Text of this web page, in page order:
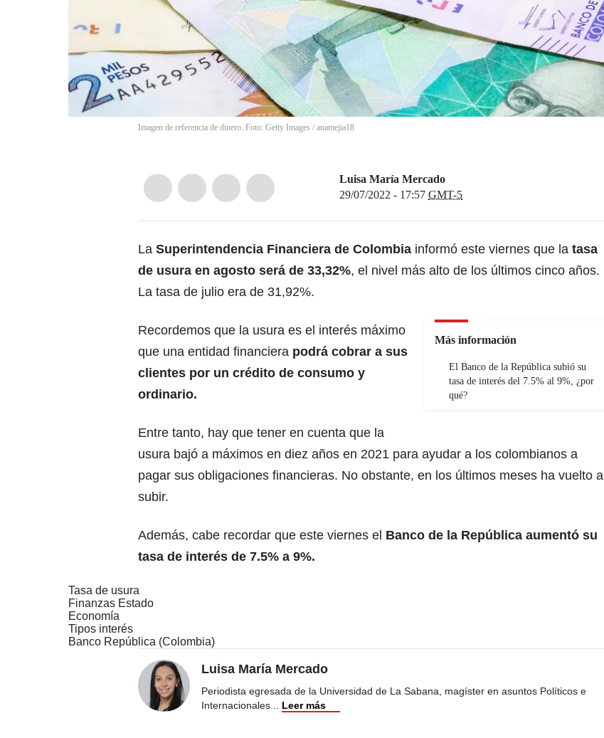
Imagen de referencia de dinero. Foto: Getty Images / anamejia18
Luisa María Mercado
29/07/2022 - 17:57 GMT-5
La Superintendencia Financiera de Colombia informó este viernes que la tasa
de usura en agosto será de 33,32%, el nivel más alto de los últimos cinco años.
La tasa de julio era de 31,92%.
Más información
El Banco de la República subió su
tasa de interés del 7.5% al 9%, ¿por
qué?
Recordemos que la usura es el interés máximo
que una entidad financiera podrá cobrar a sus
clientes por un crédito de consumo y
ordinario.
Entre tanto, hay que tener en cuenta que la
usura bajó a máximos en diez años en 2021 para ayudar a los colombianos a
pagar sus obligaciones financieras. No obstante, en los últimos meses ha vuelto a
subir.
Además, cabe recordar que este viernes el Banco de la República aumentó su
tasa de interés de 7.5% a 9%.
Tasa de usura
Finanzas Estado
Economía
Tipos interés
Banco República (Colombia)
Luisa María Mercado
Periodista egresada de la Universidad de La Sabana, magíster en asuntos Políticos e
Internacionales... Leer más